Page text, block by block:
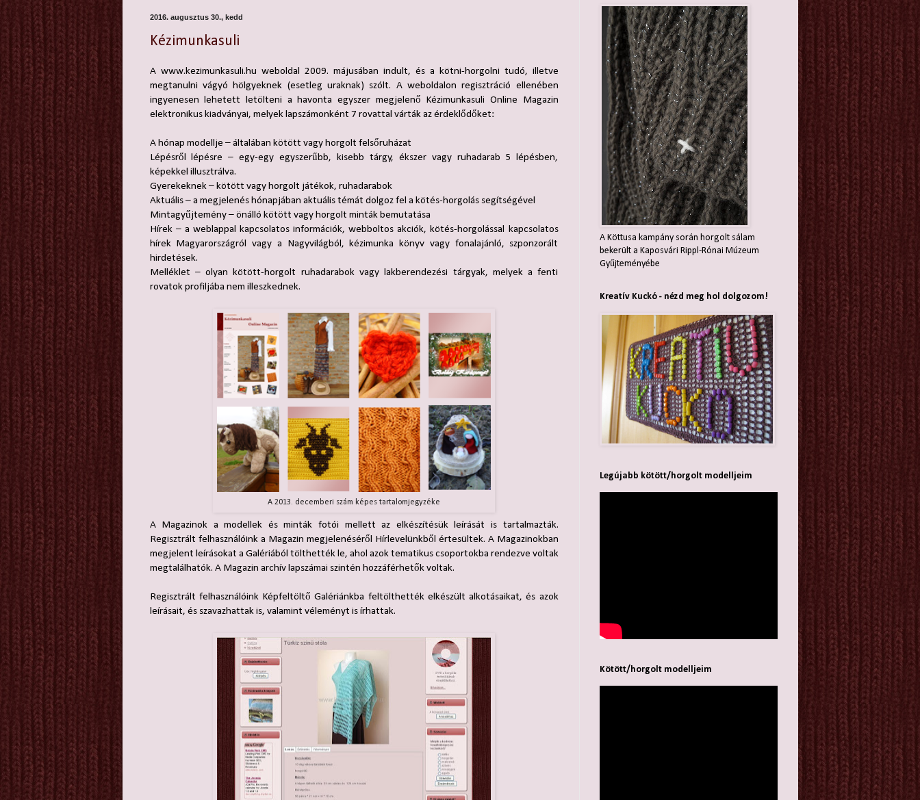
2016. augusztus 30., kedd
Kézimunkasuli
A www.kezimunkasuli.hu weboldal 2009. májusában indult, és a kötni-horgolni tudó, illetve
megtanulni vágyó hölgyeknek (esetleg uraknak) szólt. A weboldalon regisztráció ellenében
ingyenesen lehetett letölteni a havonta egyszer megjelenő Kézimunkasuli Online Magazin
elektronikus kiadványai, melyek lapszámonként 7 rovattal várták az érdeklődőket:
A hónap modellje – általában kötött vagy horgolt felsőruházat
Lépésről lépésre – egy-egy egyszerűbb, kisebb tárgy, ékszer vagy ruhadarab 5 lépésben,
képekkel illusztrálva.
Gyerekeknek – kötött vagy horgolt játékok, ruhadarabok
Aktuális – a megjelenés hónapjában aktuális témát dolgoz fel a kötés-horgolás segítségével
Mintagyűjtemény – önálló kötött vagy horgolt minták bemutatása
Hírek – a weblappal kapcsolatos információk, webboltos akciók, kötés-horgolással kapcsolatos
hírek Magyarországról vagy a Nagyvilágból, kézimunka könyv vagy fonalajánló, szponzorált
hirdetések.
Melléklet – olyan kötött-horgolt ruhadarabok vagy lakberendezési tárgyak, melyek a fenti
rovatok profiljába nem illeszkednek.
A 2013. decemberi szám képes tartalomjegyzéke
A Magazinok a modellek és minták fotói mellett az elkészítésük leírását is tartalmazták.
Regisztrált felhasználóink a Magazin megjelenéséről Hírlevelünkből értesültek. A Magazinokban
megjelent leírásokat a Galériából tölthették le, ahol azok tematikus csoportokba rendezve voltak
megtalálhatók. A Magazin archív lapszámai szintén hozzáférhetők voltak.
Regisztrált felhasználóink Képfeltöltő Galériánkba feltölthették elkészült alkotásaikat, és azok
leírásait, és szavazhattak is, valamint véleményt is írhattak.
A Köttusa kampány során horgolt sálam
bekerült a Kaposvári Rippl-Rónai Múzeum
Gyűjteményébe
Kreatív Kuckó - nézd meg hol dolgozom!
Legújabb kötött/horgolt modelljeim
Kötött/horgolt modelljeim